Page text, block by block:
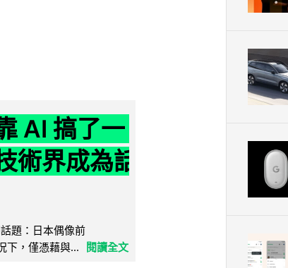
AI 搞了一
術界成為話
題：日本偶像前
下，僅憑藉與...
閱讀全文